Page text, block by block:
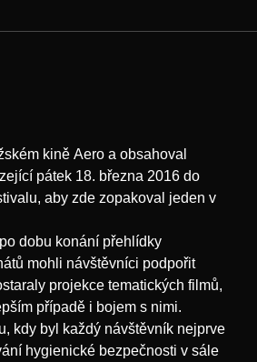
kině Aero a obsahoval
pátek 18. března 2016 do
aby zde zopakoval jeden v
dobu konání přehlídky
mohli návštěvníci podpořit
projekce tematických filmů,
případě i bojem s nimi.
kdy byl každý návštěvník nejprve
hygienické bezpečnosti v sále